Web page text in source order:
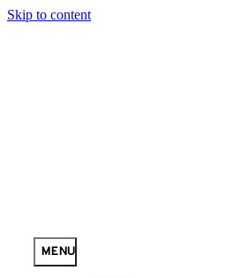
Skip to content
MENU